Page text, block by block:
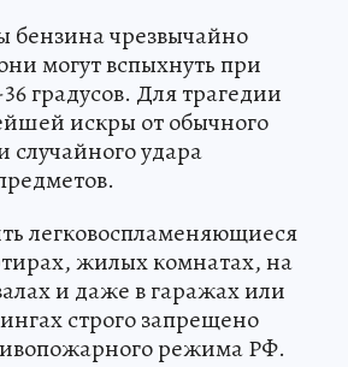
бензина чрезвычайно
могут вспыхнуть при
градусов. Для трагедии
искры от обычного
случайного удара
легковоспламеняющиеся
жилых комнатах, на
и даже в гаражах или
строго запрещено
режима РФ.